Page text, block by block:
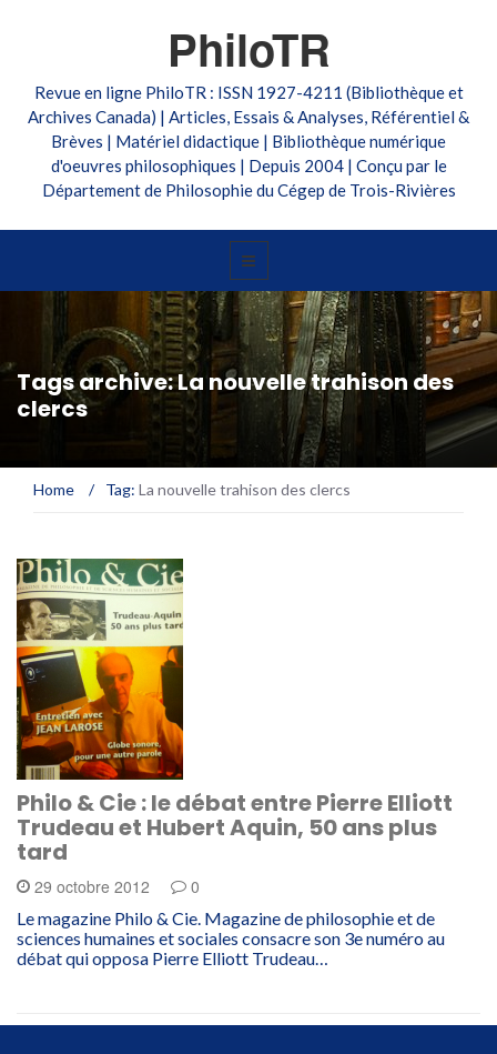
PhiloTR
Revue en ligne PhiloTR : ISSN 1927-4211 (Bibliothèque et
Archives Canada) | Articles, Essais & Analyses, Référentiel &
Brèves | Matériel didactique | Bibliothèque numérique
d'oeuvres philosophiques | Depuis 2004 | Conçu par le
Département de Philosophie du Cégep de Trois-Rivières
Tags archive: La nouvelle trahison des
clercs
Home / Tag: La nouvelle trahison des clercs
Philo & Cie : le débat entre Pierre Elliott
Trudeau et Hubert Aquin, 50 ans plus
tard
29 octobre 2012 0
Le magazine Philo & Cie. Magazine de philosophie et de
sciences humaines et sociales consacre son 3e numéro au
débat qui opposa Pierre Elliott Trudeau…